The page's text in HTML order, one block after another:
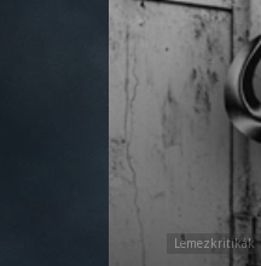
Lemezkritikák